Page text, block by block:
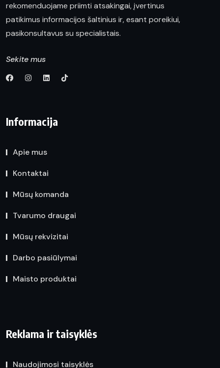
rekomenduojame priimti atsakingai, įvertinus
patikimus informacijos šaltinius ir, esant poreikiui,
pasikonsultavus su specialistais.
Sekite mus
Informacija
Apie mus
Kontaktai
Mūsų komanda
Tvarumo draugai
Mūsų rekvizitai
Darbo pasiūlymai
Maisto produktai
Reklama ir taisyklės
Naudojimosi taisyklės